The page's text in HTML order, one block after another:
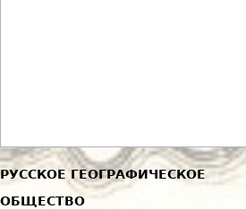
РУССКОЕ ГЕОГРАФИЧЕСКОЕ
ОБЩЕСТВО